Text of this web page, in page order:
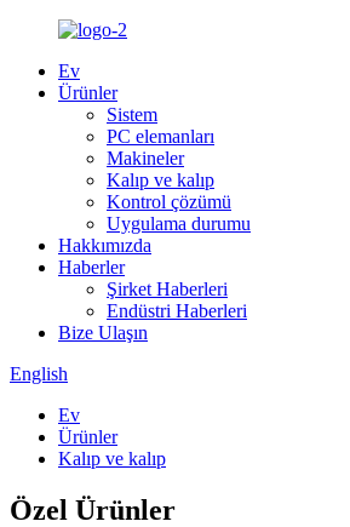
Ev
Ürünler
Sistem
PC elemanları
Makineler
Kalıp ve kalıp
Kontrol çözümü
Uygulama durumu
Hakkımızda
Haberler
Şirket Haberleri
Endüstri Haberleri
Bize Ulaşın
English
Ev
Ürünler
Kalıp ve kalıp
Özel Ürünler